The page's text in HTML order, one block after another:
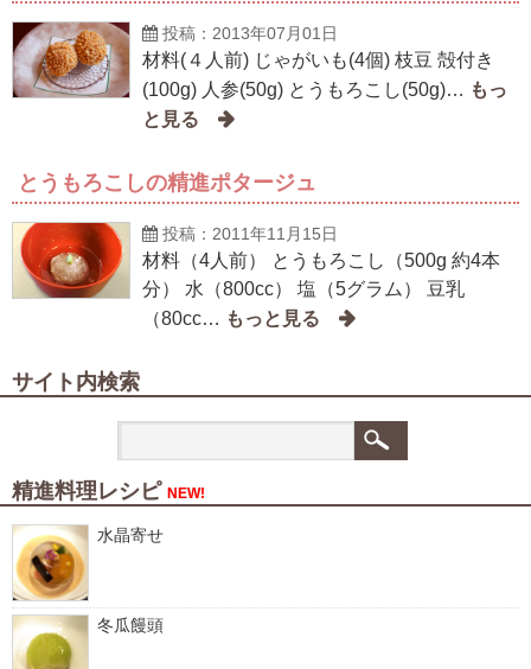
投稿：2013年07月01日
材料(４人前) じゃがいも(4個) 枝豆 殻付き
(100g) 人参(50g) とうもろこし(50g)…
とうもろこしの精進ポタージュ
投稿：2011年11月15日
材料（4人前） とうもろこし（500g 約4本
分） 水（800cc） 塩（5グラム） 豆乳
（80cc…
サイト内検索
精進料理レシピ NEW!
水晶寄せ
冬瓜饅頭